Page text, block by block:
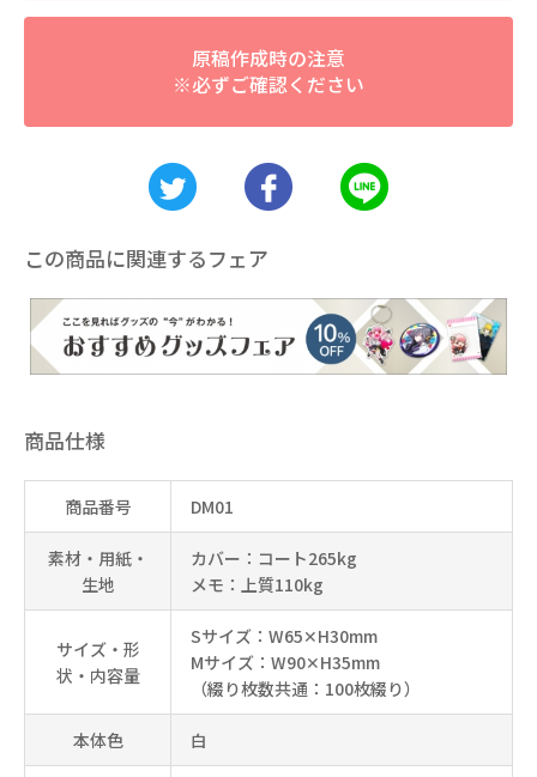
原稿作成時の注意
※必ずご確認ください
この商品に関連するフェア
商品仕様
商品番号 DM01
素材・用紙・
生地
カバー：コート265kg
メモ：上質110kg
サイズ・形
状・内容量
Sサイズ：W65✕H30mm
Mサイズ：W90✕H35mm
（綴り枚数共通：100枚綴り）
本体色 白